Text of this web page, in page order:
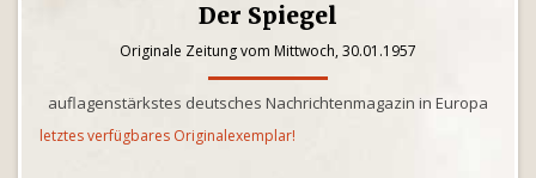
Der Spiegel
Originale Zeitung vom Mittwoch, 30.01.1957
auflagenstärkstes deutsches Nachrichtenmagazin in Europa
letztes verfügbares Originalexemplar!